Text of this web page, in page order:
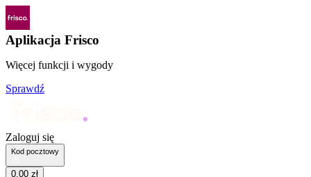
Aplikacja Frisco
Więcej funkcji i wygody
Sprawdź
Zaloguj się
Kod pocztowy
0,00 zł